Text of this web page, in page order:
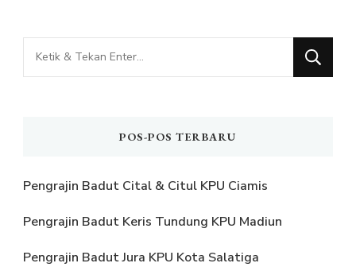
Mencari
Sesuatu?
POS-POS TERBARU
Pengrajin Badut Cital & Citul KPU Ciamis
Pengrajin Badut Keris Tundung KPU Madiun
Pengrajin Badut Jura KPU Kota Salatiga